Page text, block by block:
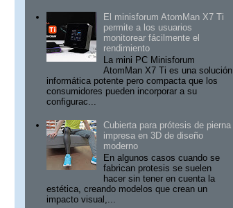
El minisforum AtomMan X7 Ti
permite a los usuarios
monitorear fácilmente el
rendimiento
La mini PC Minisforum
AtomMan X7 Ti es una solución
informática potente pero compacta que los
consumidores pueden incorporar a su
configurac...
Cubierta para prótesis de pierna
impresa en 3D de diseño
moderno
En algunos casos cuando se
fabrican protesis se suelen
hacer sin tener en cuenta la
estética, creando modelos que crean un
impacto visual,...